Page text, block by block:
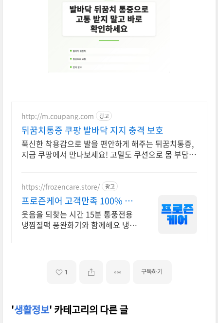
http://m.coupang.com 광고
뒤꿈치통증 쿠팡 발바닥 지지 충격 보호
푹신한 착용감으로 발을 편안하게 해주는 뒤꿈치통증,
지금 쿠팡에서 만나보세요! 고밀도 쿠션으로 몸 부담
https://frozencare.store/ 광고
프로즌케어 고객만족 100% 발
냉찜질기
웃음을 되찾는 시간 15분 통풍전용
냉찜질팩 풍완화기와 함께해요 냉찜
1 구독하기
'생활정보' 카테고리의 다른 글